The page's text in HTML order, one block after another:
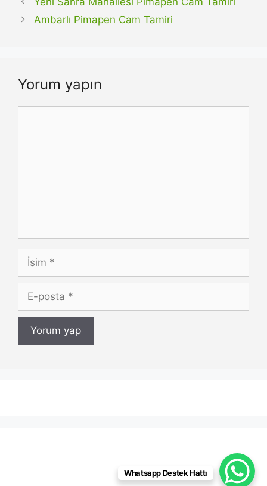
Ambarlı Pimapen Cam Tamiri
Yorum yapın
İsim
posta
Whatsapp Destek Hattı